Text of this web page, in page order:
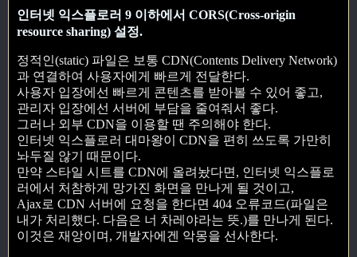
인터넷 익스플로러 9 이하에서 CORS(Cross-origin
resource sharing) 설정.
정적인(static) 파일은 보통 CDN(Contents Delivery Network)
과 연결하여 사용자에게 빠르게 전달한다.
사용자 입장에선 빠르게 콘텐츠를 받아볼 수 있어 좋고,
관리자 입장에선 서버에 부담을 줄여줘서 좋다.
그러나 외부 CDN을 이용할 땐 주의해야 한다.
인터넷 익스플로러 대마왕이 CDN을 편히 쓰도록 가만히
놔두질 않기 때문이다.
만약 스타일 시트를 CDN에 올려놨다면, 인터넷 익스플로
러에서 처참하게 망가진 화면을 만나게 될 것이고,
Ajax로 CDN 서버에 요청을 한다면 404 오류코드(파일은
내가 처리했다. 다음은 너 차레야라는 뜻.)를 만나게 된다.
이것은 재앙이며, 개발자에겐 악몽을 선사한다.